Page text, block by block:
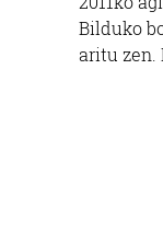
Bilduko
aritu zen.